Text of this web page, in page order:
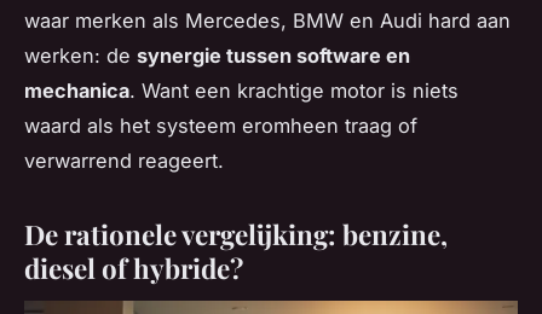
waar merken als Mercedes, BMW en Audi hard aan
werken: de synergie tussen software en
mechanica. Want een krachtige motor is niets
waard als het systeem eromheen traag of
verwarrend reageert.
De rationele vergelijking: benzine,
diesel of hybride?